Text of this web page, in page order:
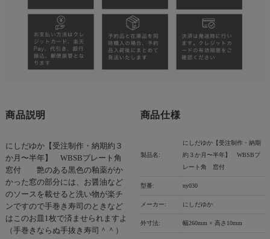
商品説明
にしだゆか【受注制作・納期約３
か月〜半年】 WBSBプレート角
窓付 艶のある黒色の釉薬がか
かった窓の部分には、お醤油など
のソースを載せると洗い物が楽チ
ンですので手巻き寿司のときなど
はこのお皿1枚で済ませられますよ
（手巻きならぬ手抜き寿司＾＾）
商品仕様
製品名:
にしだゆか【受注制作・納期
約３か月〜半年】 WBSBプ
レート角 窓付
型番: ny030
メーカー: にしだゆか
外寸法: 幅260mm × 高さ10mm